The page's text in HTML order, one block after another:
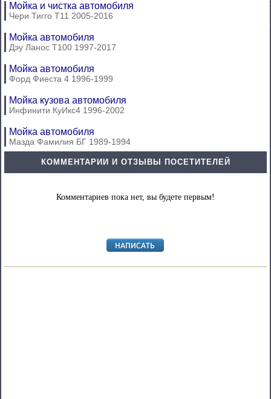
Мойка и чистка автомобиля
Чери Тигго Т11 2005-2016
Мойка автомобиля
Дэу Ланос Т100 1997-2017
Мойка автомобиля
Форд Фиеста 4 1996-1999
Мойка кузова автомобиля
Инфинити КуИкс4 1996-2002
Мойка автомобиля
Мазда Фамилия БГ 1989-1994
КОММЕНТАРИИ И ОТЗЫВЫ ПОСЕТИТЕЛЕЙ
Комментариев пока нет, вы будете первым!